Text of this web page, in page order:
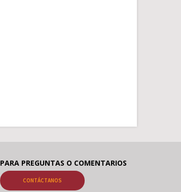
PARA PREGUNTAS O COMENTARIOS
CONTÁCTANOS